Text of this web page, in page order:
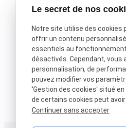
X (formerly Twitter) est
Le secret de nos
Notre site utilise des cookies
offrir un contenu
essentiels au
désactivés. Cependant, vous
personnalisation, de
pouvez modifier vos
'Gestion des cookies' situé
de certains cookies peut
Continuer sans accepter